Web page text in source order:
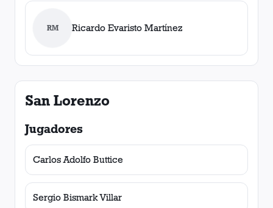
RM Ricardo Evaristo Martínez
San Lorenzo
Jugadores
Carlos Adolfo Buttice
Sergio Bismark Villar